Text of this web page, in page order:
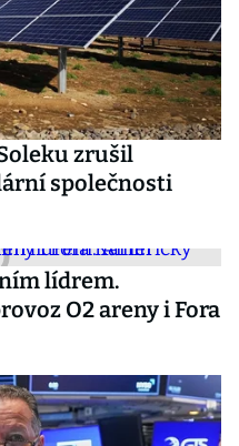
zrušil
společnosti
lídrem.
O2 areny i Fora